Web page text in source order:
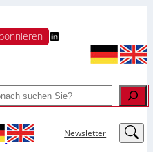
LinkedIn
Newsletter LinkedIn